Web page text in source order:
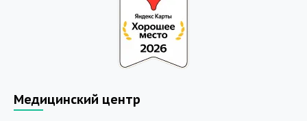
Медицинский центр